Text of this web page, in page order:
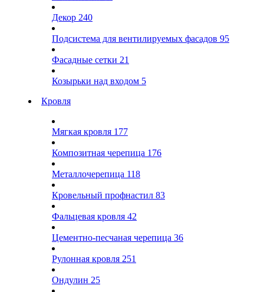
Декор 240
Подсистема для вентилируемых фасадов 95
Фасадные сетки 21
Козырьки над входом 5
Кровля
Мягкая кровля 177
Композитная черепица 176
Металлочерепица 118
Кровельный профнастил 83
Фальцевая кровля 42
Цементно-песчаная черепица 36
Рулонная кровля 251
Ондулин 25